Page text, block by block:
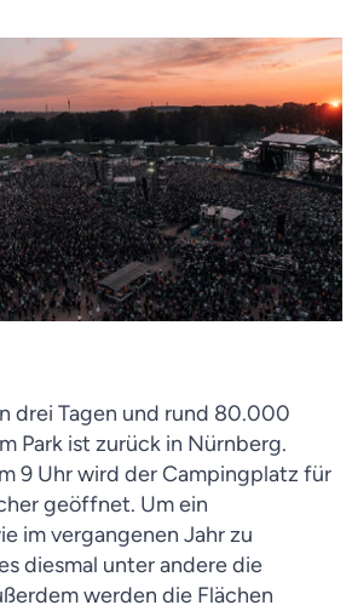
drei Tagen und rund 80.000
Park ist zurück in Nürnberg.
9 Uhr wird der Campingplatz für
geöffnet. Um ein
im vergangenen Jahr zu
diesmal unter andere die
werden die Flächen